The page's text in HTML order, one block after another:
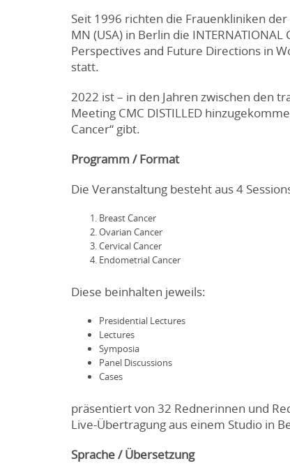
Seit 1996 richten die Frauenkliniken
MN (USA) in Berlin die INTERNATIONAL
Perspectives and Future Directions in
statt.
2022 ist – in den Jahren zwischen den
Meeting CMC DISTILLED
Cancer“ gibt.
Programm / Format
Die Veranstaltung besteht aus 4
Breast Cancer
Ovarian Cancer
Cervical Cancer
Endometrial Cancer
Diese beinhalten jeweils:
Presidential Lectures
Lectures
Symposia
Panel Discussions
Cases
präsentiert von 32 Rednerinnen und
Live-Übertragung aus einem Studio in
Sprache / Übersetzung